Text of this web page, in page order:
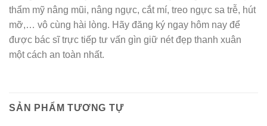
thẩm mỹ nâng mũi, nâng ngực, cắt mí, treo ngực sa trễ, hút
mỡ,… vô cùng hài lòng. Hãy đăng ký ngay hôm nay để
được bác sĩ trực tiếp tư vấn gìn giữ nét đẹp thanh xuân
một cách an toàn nhất.
SẢN PHẨM TƯƠNG TỰ